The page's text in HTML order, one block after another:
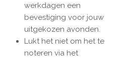
werkdagen een
bevestiging voor jouw
uitgekozen avonden.
Lukt het niet om het te
noteren via het